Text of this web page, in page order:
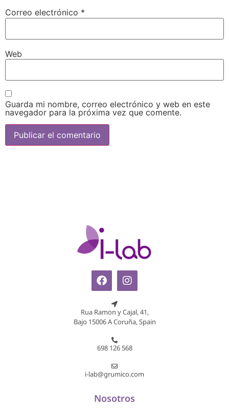
Correo electrónico *
Web
Guarda mi nombre, correo electrónico y web en este
navegador para la próxima vez que comente.
Rua Ramon y Cajal, 41,
Bajo 15006 A Coruña, Spain
698 126 568
i-lab@grumico.com
Nosotros